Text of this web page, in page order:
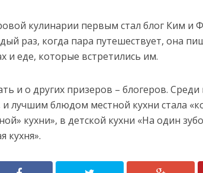
кулинарии первым стал блог Ким и
раз, когда пара путешествует, она
и еде, которые встретились им.
и о других призеров – блогеров. Среди
лучшим блюдом местной кухни стала
кухни», в детской кухни «На один
кухня».